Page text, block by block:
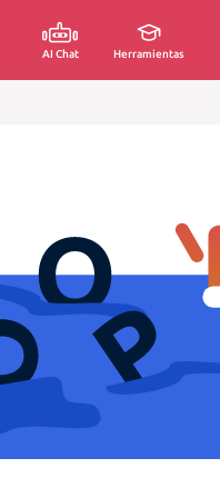
AI Chat Herramientas